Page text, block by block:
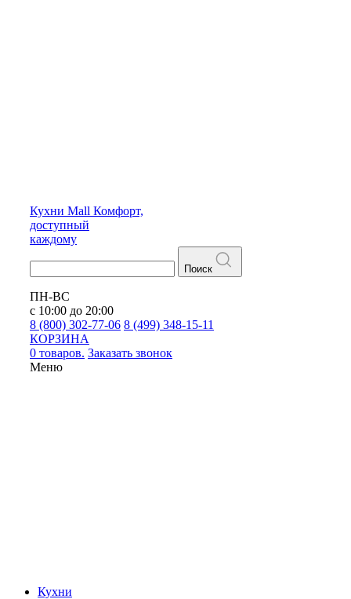
Кухни Mall Комфорт,
доступный
каждому
Поиск
ПН-ВС
с 10:00 до 20:00
8 (800) 302-77-06 8 (499) 348-15-11
КОРЗИНА
0 товаров. Заказать звонок
Меню
Кухни